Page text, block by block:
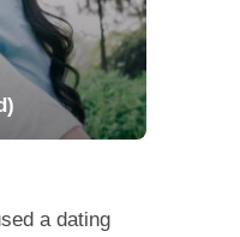
a dating